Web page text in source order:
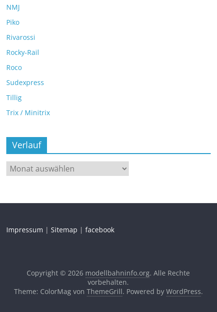
NMJ
Piko
Rivarossi
Rocky-Rail
Roco
Sudexpress
Tillig
Trix / Minitrix
Verlauf
Impressum |Sitemap |facebook
Copyright © 2026 modellbahninfo.org. Alle Rechte
vorbehalten.
Theme: ColorMag von ThemeGrill. Powered by WordPress.